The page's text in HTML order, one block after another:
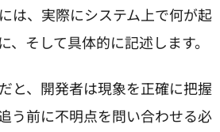
は、実際にシステム上で何が起
、そして具体的に記述します。
と、開発者は現象を正確に把握
う前に不明点を問い合わせる必